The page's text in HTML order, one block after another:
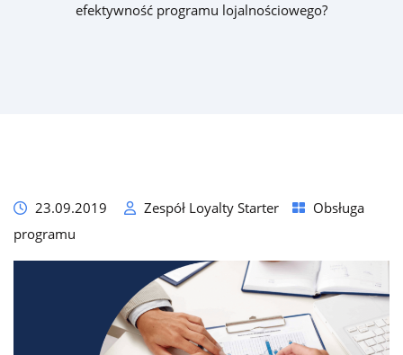
efektywność programu lojalnościowego?
23.09.2019 Zespół Loyalty Starter
Obsługa
programu